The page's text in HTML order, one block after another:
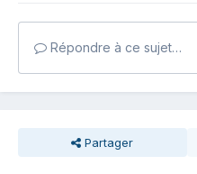
Répondre à ce sujet…
Partager